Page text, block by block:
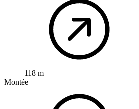
118 m
Montée